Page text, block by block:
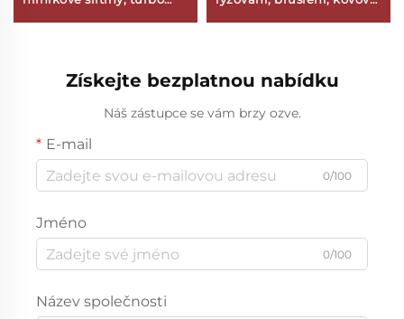
tvarované medaile jako
medaile ze slitiny zinku s
sportovní ocenění
Získejte bezplatnou nabídku
Náš zástupce se vám brzy ozve.
E-mail
0/100
Jméno
0/100
Název společnosti